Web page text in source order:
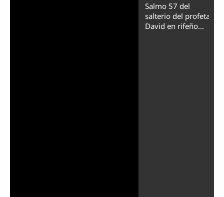
Salmo 57 del
salterio del profeta
David en rifeño